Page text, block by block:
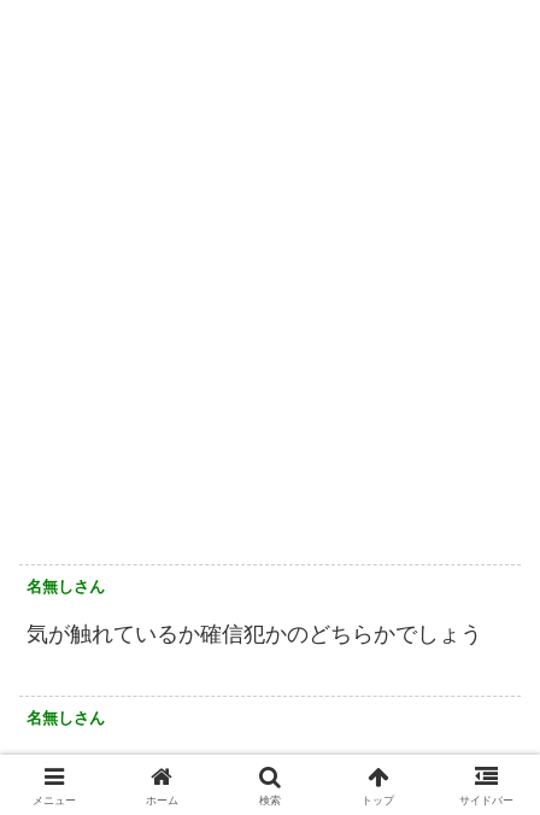
名無しさん
気が触れているか確信犯かのどちらかでしょう
名無しさん
都留で入って、相模湖のあたりってこと？
大月JCT内も全部逆走してきたのか？
メニュー ホーム 検索 トップ サイドバー